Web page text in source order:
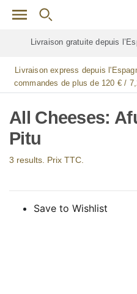
Skip to main content
Livraison gratuite depuis
Livraison express depuis
commandes de plus de 120 € /
de 90 € / 14,48 € pour les
les
All Cheeses:
Pitu
3 results. Prix TTC.
Save to Wishlist